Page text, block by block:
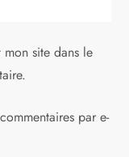
site dans le
par e-